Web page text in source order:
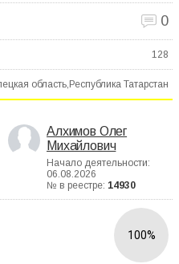
0
128
область,Республика Татарстан
Алхимов Олег
Михайлович
Начало деятельности:
06.08.2026
№ в реестре: 14930
100%